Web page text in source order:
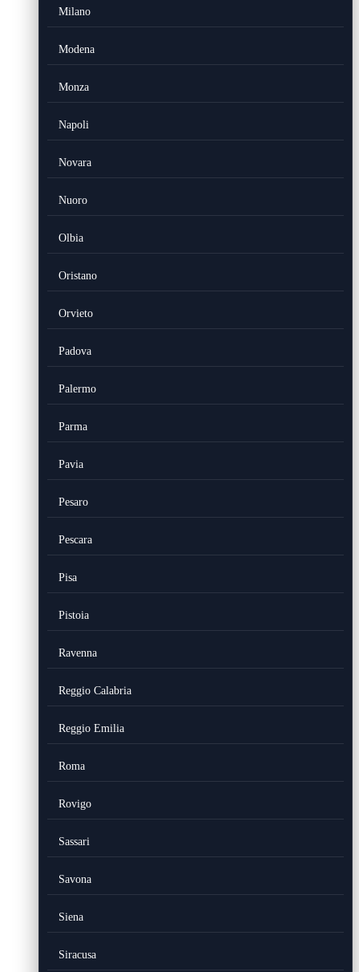
Milano
Modena
Monza
Napoli
Novara
Nuoro
Olbia
Oristano
Orvieto
Padova
Palermo
Parma
Pavia
Pesaro
Pescara
Pisa
Pistoia
Ravenna
Reggio Calabria
Reggio Emilia
Roma
Rovigo
Sassari
Savona
Siena
Siracusa